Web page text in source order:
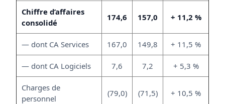
Chiffre d’affaires
consolidé
174,6 157,0 + 11,2 %
— dont CA Services 167,0 149,8 + 11,5 %
— dont CA Logiciels 7,6 7,2 + 5,3 %
Charges de
personnel
(79,0) (71,5) + 10,5 %